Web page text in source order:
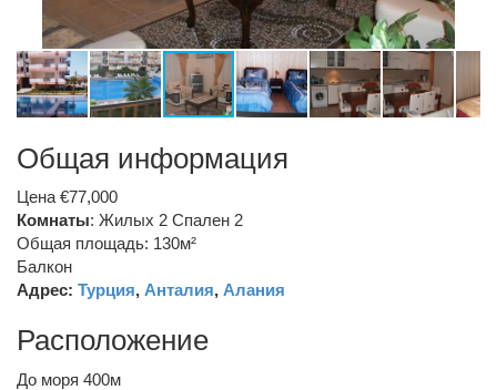
Общая информация
Цена €77,000
Комнаты: Жилых 2 Спален 2
Общая площадь: 130м²
Балкон
Адрес: Турция, Анталия, Алания
Расположение
До моря 400м